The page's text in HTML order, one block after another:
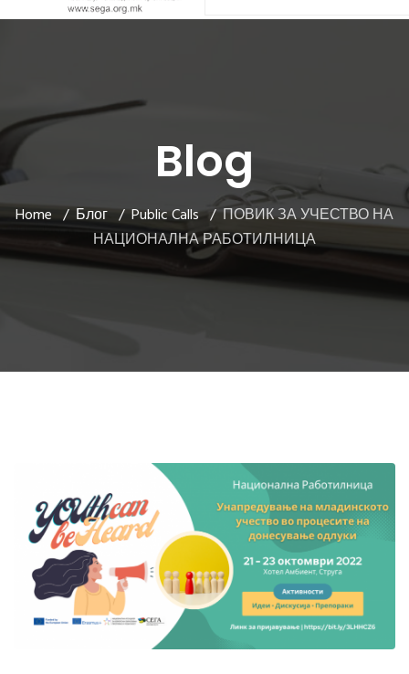
Blog
Home Блог Public Calls
ПОВИК ЗА УЧЕСТВО НА
НАЦИОНАЛНА РАБОТИЛНИЦА